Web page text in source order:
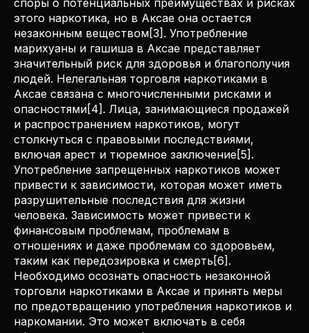
споры о потенциальных преимуществах и рисках
этого наркотика, но в Аксае она остается
незаконным веществом[3]. Употребление
марихуаны и гашиша в Аксае представляет
значительный риск для здоровья и благополучия
людей. Нелегальная торговля наркотиками в
Аксае связана с многочисленными рисками и
опасностями[4]. Лица, занимающиеся продажей
и распространением наркотиков, могут
столкнуться с правовыми последствиями,
включая арест и тюремное заключение[5].
Употребление запрещенных наркотиков может
привести к зависимости, которая может иметь
разрушительные последствия для жизни
человека. Зависимость может привести к
финансовым проблемам, проблемам в
отношениях и даже проблемам со здоровьем,
таким как передозировка и смерть[6].
Необходимо осознать опасность незаконной
торговли наркотиками в Аксае и принять меры
по предотвращению употребления наркотиков и
наркомании. Это может включать в себя